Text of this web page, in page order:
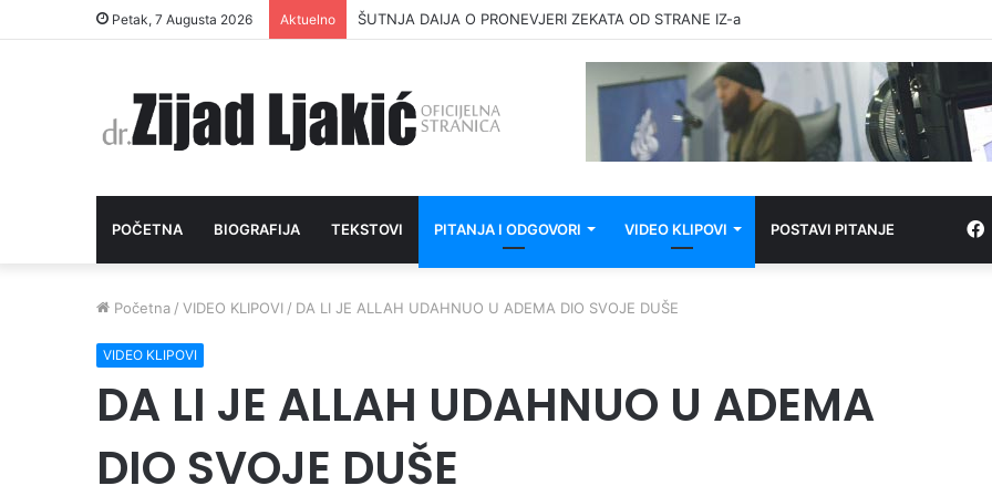
Petak, 7 Augusta 2026 Aktuelno ŠUTNJA DAIJA O PRONEVJERI ZEKATA OD STRANE IZ-a
POČETNA BIOGRAFIJA TEKSTOVI PITANJA I ODGOVORI VIDEO KLIPOVI POSTAVI PITANJE
Početna / VIDEO KLIPOVI / DA LI JE ALLAH UDAHNUO U ADEMA DIO SVOJE DUŠE
VIDEO KLIPOVI
DA LI JE ALLAH UDAHNUO U ADEMA
DIO SVOJE DUŠE